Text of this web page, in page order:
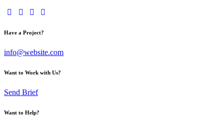
Have a Project?
info@website.com
Want to Work with Us?
Send Brief
Want to Help?